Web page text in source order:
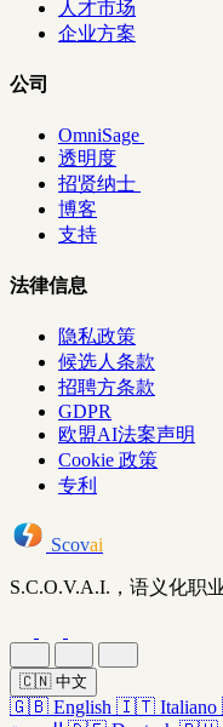
人才市场
企业方案
公司
OmniSage
透明度
招贤纳士
博客
支持
法律信息
隐私政策
候选人条款
招聘方条款
GDPR
欧盟AI法案声明
Cookie 政策
专利
Scovai
S.C.O.V.A.I.，语义化职
🇨🇳 中文
🇬🇧 English 🇮🇹 Italiano